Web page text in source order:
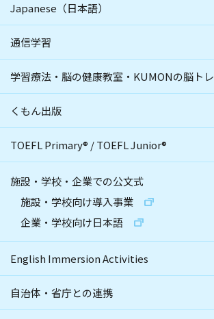
Japanese（日本語）
通信学習
学習療法・脳の健康教室・KUMONの脳トレ
くもん出版
TOEFL Primary® /TOEFL Junior®
施設・学校・企業での公文式
施設・学校向け導入事業
企業・学校向け日本語
English Immersion Activities
自治体・省庁との連携